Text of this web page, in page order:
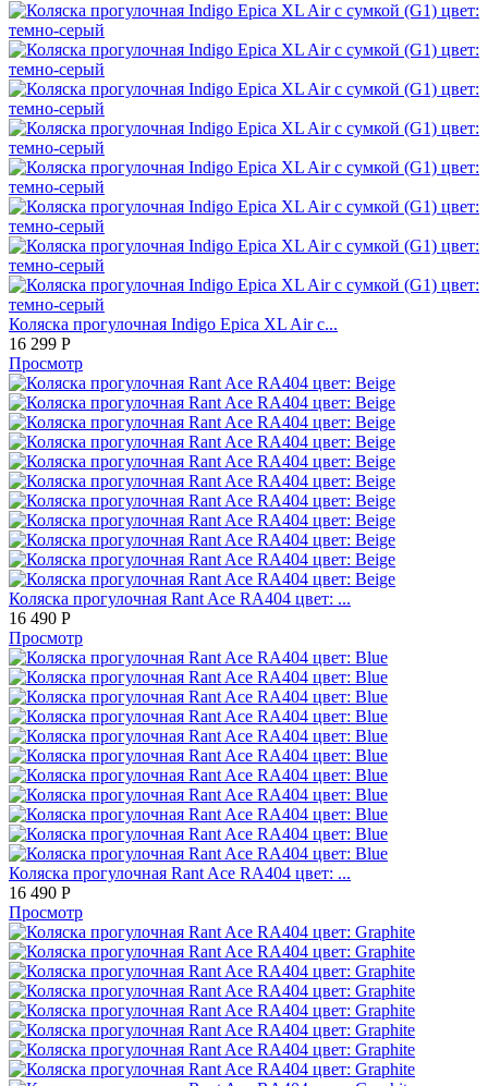
Коляска прогулочная Indigo Epica XL Air с...
16 299 Р
Просмотр
Коляска прогулочная Rant Ace RA404 цвет: ...
16 490 Р
Просмотр
Коляска прогулочная Rant Ace RA404 цвет: ...
16 490 Р
Просмотр